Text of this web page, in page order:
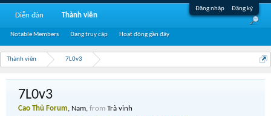
Đăng nhập Đăng ký
Thành viên 7L0v3
7L0v3
Cao Thủ Forum, Nam, from Trà vinh
Diễn đàn Thành viên
Notable Members Đang truy cập Hoạt động gần đây